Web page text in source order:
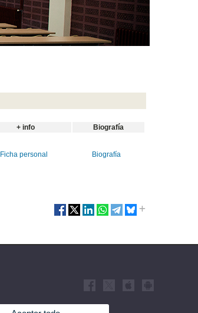
+ info
Biografía
Ficha personal Biografía